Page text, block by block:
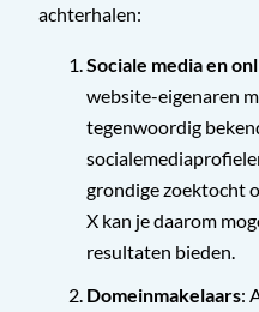
achterhalen:
Sociale media en
website-eigenaren
tegenwoordig
grondige zoektocht
X kan je daarom
resultaten bieden.
Domeinmakelaars: